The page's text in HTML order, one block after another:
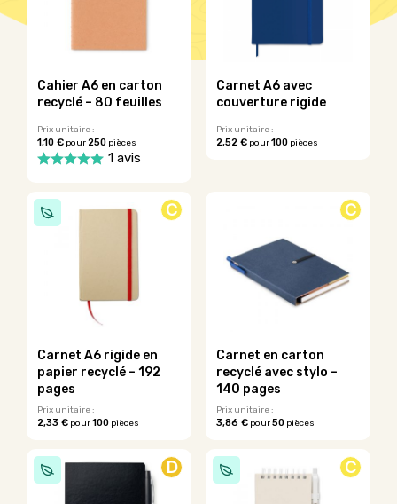
représente pour l’offrir à vos collaborateurs ou clients.
Cahier A6 en carton
recyclé – 80 feuilles
Prix unitaire :
1,10 € pour250 pièces
1 avis
produit
a
plusieurs
peuvent
sur
page
du
produit
Carnet A6 avec
couverture rigide
Prix unitaire :
2,52 €pour100pièces
C
Carnet A6 rigide en
papier recyclé – 192
pages
Prix unitaire :
2,33 € pour100 pièces
C
Carnet en carton
recyclé avec stylo –
140 pages
Prix unitaire :
3,86 €pour50pièces
D C